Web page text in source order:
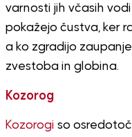
varnosti jih včasih
pokažejo čustva, ker
a ko zgradijo
zvestoba in globina.
Kozorog
Kozorogi so